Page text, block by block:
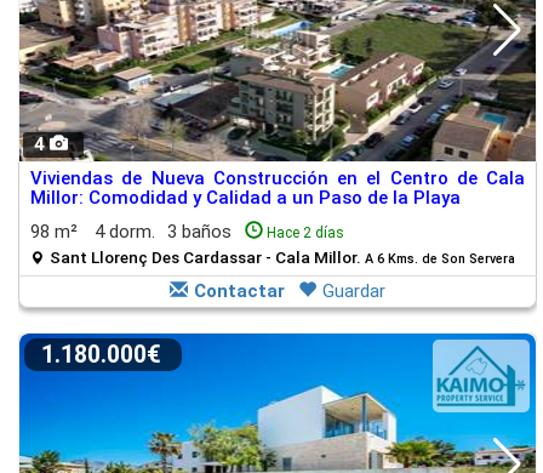
4
Viviendas de Nueva Construcción en el Centro de Cala
Millor: Comodidad y Calidad a un Paso de la Playa
98 m²
4 dorm. 3 baños Hace 2 días
Sant Llorenç Des Cardassar - Cala Millor. A 6 Kms. de Son Servera
Contactar Guardar
1.180.000€